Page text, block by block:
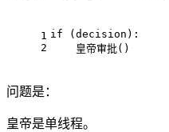
1
2
if (decision):
    皇帝审批()
问题是：
皇帝是单线程。